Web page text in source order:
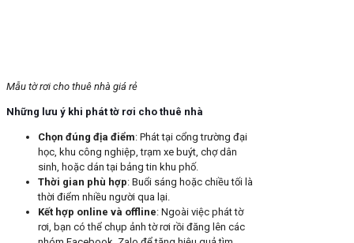
Mẫu tờ rơi cho thuê nhà giá rẻ
Những lưu ý khi phát tờ rơi cho thuê nhà
Chọn đúng địa điểm: Phát tại cổng trường đại
học, khu công nghiệp, trạm xe buýt, chợ dân
sinh, hoặc dán tại bảng tin khu phố.
Thời gian phù hợp: Buổi sáng hoặc chiều tối là
thời điểm nhiều người qua lại.
Kết hợp online và offline: Ngoài việc phát tờ
rơi, bạn có thể chụp ảnh tờ rơi rồi đăng lên các